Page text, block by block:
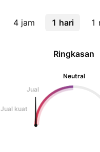
4 jam 1 hari 1
Ringkasan
Neutral
Jual
Jual kuat